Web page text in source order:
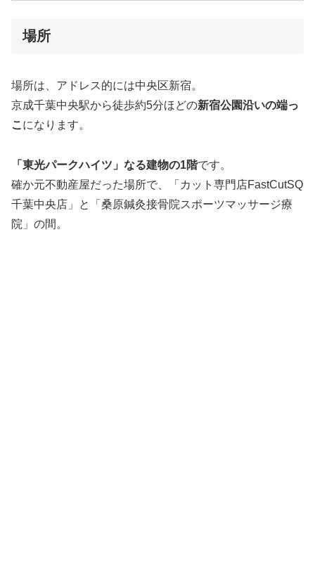
場所
場所は、アドレス的には中央区新宿。
京成千葉中央駅から徒歩約5分ほどの新宿公園沿いの端っ
こ になります。
「東光パークハイツ」なる建物の1階です。
確か元不動産屋だった場所で、「カット専門店FastCutSQ
千葉中央店」と「桑原鍼灸接骨院スポーツマッサージ療
院」の間。